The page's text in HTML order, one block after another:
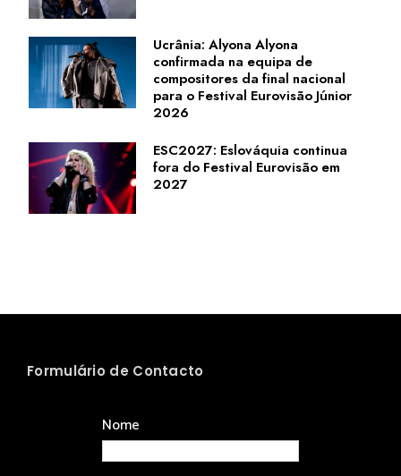
Ucrânia: Alyona Alyona
confirmada na equipa de
compositores da final nacional
para o Festival Eurovisão Júnior
2026
ESC2027: Eslováquia continua
fora do Festival Eurovisão em
2027
Formulário de Contacto
Nome